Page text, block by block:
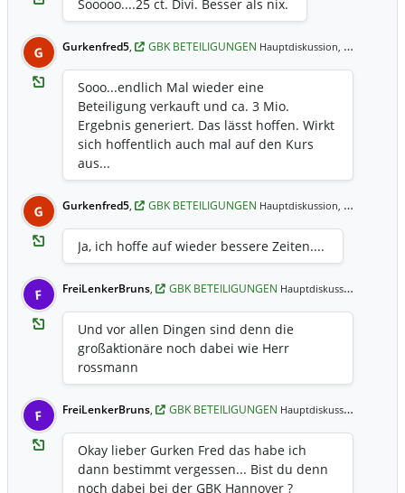
Sooooo....25 ct. Divi. Besser als nix.
G Gurkenfred5, GBK BETEILIGUNGEN Hauptdiskussion,
Sooo...endlich Mal wieder eine
Beteiligung verkauft und ca. 3 Mio.
Ergebnis generiert. Das lässt hoffen. Wirkt
sich hoffentlich auch mal auf den Kurs
aus...
G Gurkenfred5, GBK BETEILIGUNGEN Hauptdiskussion,
Ja, ich hoffe auf wieder bessere Zeiten....
F FreiLenkerBruns, GBK BETEILIGUNGEN Hauptdiskussion,
Und vor allen Dingen sind denn die
großaktionäre noch dabei wie Herr
rossmann
F FreiLenkerBruns, GBK BETEILIGUNGEN Hauptdiskussion,
Okay lieber Gurken Fred das habe ich
dann bestimmt vergessen... Bist du denn
noch dabei bei der GBK Hannover ?